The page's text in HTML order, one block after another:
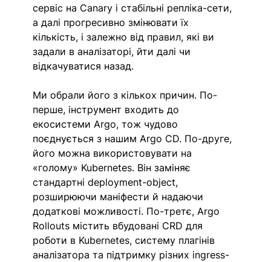
сервіс на Canary і стабільні репліка-сети,
а далі прогресивно змінювати їх
кількість, і залежно від правил, які ви
задали в аналізаторі, йти далі чи
відкачуватися назад.
Ми обрали його з кількох причин. По-
перше, інструмент входить до
екосистеми Argo, тож чудово
поєднується з нашим Argo CD. По-друге,
його можна використовувати на
«голому» Kubernetes. Він заміняє
стандартні deployment-object,
розширюючи маніфести й надаючи
додаткові можливості. По-третє, Argo
Rollouts містить вбудовані CRD для
роботи в Kubernetes, систему плагінів
аналізатора та підтримку різних ingress-